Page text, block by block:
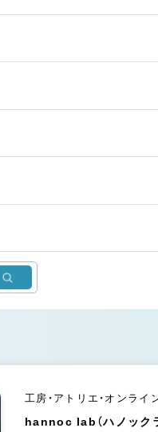
工房・アトリエ・オンライ
hannoc lab（ハノック